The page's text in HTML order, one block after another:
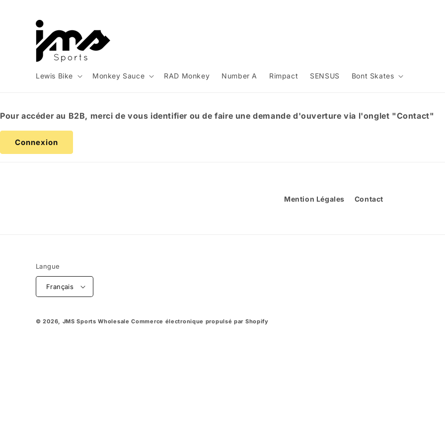
contenu
Lewis Bike Monkey Sauce RAD Monkey Number A Rimpact SENSUS Bont Skates
Pour accéder au B2B, merci de vous identifier ou de faire une demande d'ouverture via l'onglet "Contact"
Connexion
Mention Légales Contact
Langue
Français
© 2026, JMS Sports Wholesale Commerce électronique propulsé par Shopify